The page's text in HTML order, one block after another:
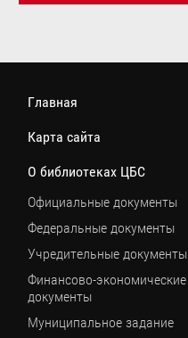
Главная
Карта сайта
О библиотеках ЦБС
Официальные документы
Федеральные документы
Учредительные документы
Финансово-экономические
документы
Муниципальное задание